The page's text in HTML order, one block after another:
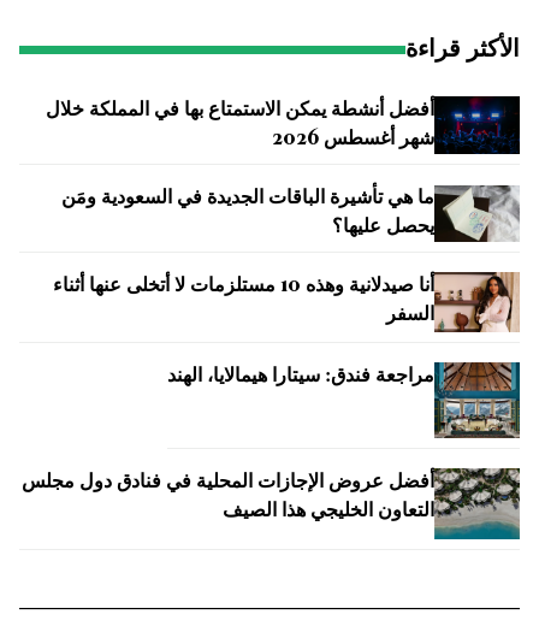
الأكثر قراءة
أفضل أنشطة يمكن الاستمتاع بها في المملكة خلال
شهر أغسطس 2026
ما هي تأشيرة الباقات الجديدة في السعودية ومَن
يحصل عليها؟
أنا صيدلانية وهذه 10 مستلزمات لا أتخلى عنها أثناء
السفر
مراجعة فندق: سيتارا هيمالايا، الهند
أفضل عروض الإجازات المحلية في فنادق دول مجلس
التعاون الخليجي هذا الصيف